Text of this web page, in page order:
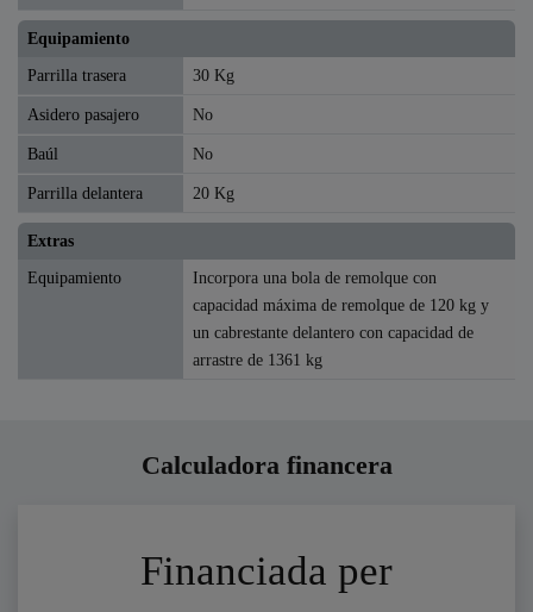
Equipamiento
Parrilla trasera
30 Kg
Asidero pasajero No
Baúl No
Parrilla delantera 20 Kg
Extras
Equipamiento
Incorpora una bola de remolque con
capacidad máxima de remolque de 120 kg y
un cabrestante delantero con capacidad de
arrastre de 1361 kg
Calculadora financera
Financiada per